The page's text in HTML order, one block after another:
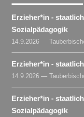
Erzieher​*in -
Sozialpädagogik
14.9.2026 —
Erzieher​*in -
14.9.2026 —
Erzieher​*in -
Sozialpädagogik